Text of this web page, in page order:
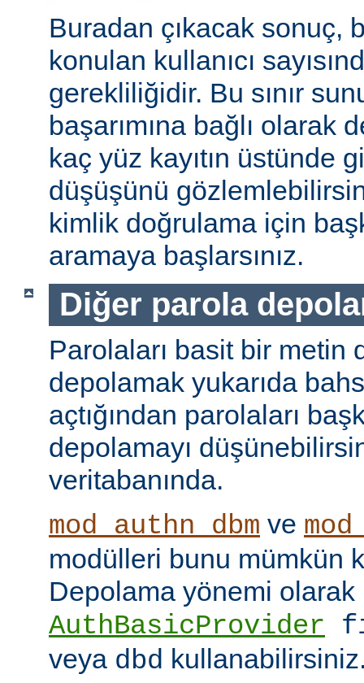
Buradan çıkacak sonuç,
konulan kullanıcı
gerekliliğidir. Bu sınır
başarımına bağlı olarak
kaç yüz kayıtın üstünde
düşüşünü
kimlik doğrulama için
aramaya başlarsınız.
Diğer parola
Parolaları basit bir metin
depolamak yukarıda
açtığından parolaları
depolamayı
veritabanında.
mod_authn_dbm ve
modülleri bunu mümkün
Depolama yönemi olarak
AuthBasicProvider
veya dbd